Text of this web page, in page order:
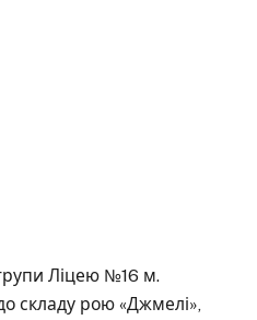
групи Ліцею №16 м.
складу рою «Джмелі»,